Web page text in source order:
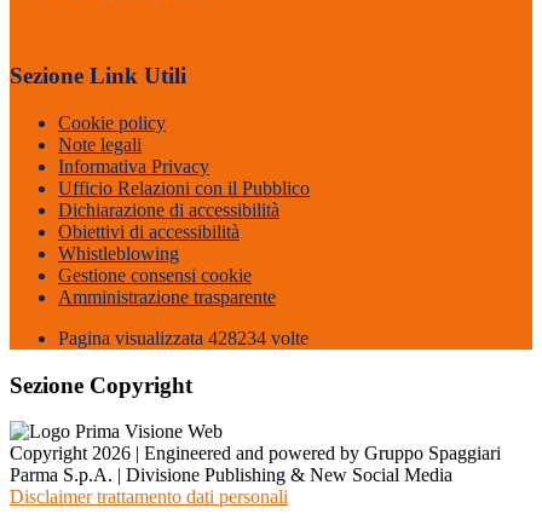
Sezione Link Utili
Cookie policy
Note legali
Informativa Privacy
Ufficio Relazioni con il Pubblico
Dichiarazione di accessibilità
Obiettivi di accessibilità
Whistleblowing
Gestione consensi cookie
Amministrazione trasparente
Pagina visualizzata 428234 volte
Sezione Copyright
Copyright 2026 | Engineered and powered by Gruppo Spaggiari
Parma S.p.A. | Divisione Publishing & New Social Media
Disclaimer trattamento dati personali